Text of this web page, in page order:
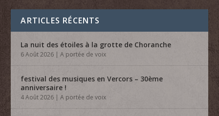
ARTICLES RÉCENTS
La nuit des étoiles à la grotte de Choranche
6 Août 2026 |A portée de voix
festival des musiques en Vercors – 30ème
anniversaire !
4 Août 2026 |A portée de voix